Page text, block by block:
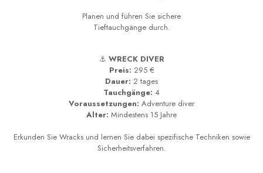
Planen und führen Sie sichere
Tieftauchgänge durch.
⚓ WRECK DIVER
Preis: 295 €
Dauer: 2 tages
Tauchgänge: 4
Voraussetzungen: Adventure diver
Alter: Mindestens 15 Jahre
Erkunden Sie Wracks und lernen Sie dabei spezifische Techniken sowie
Sicherheitsverfahren.